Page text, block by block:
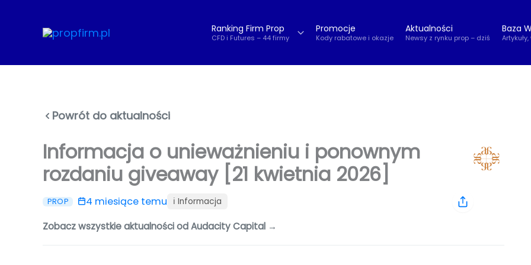
Ranking Firm Prop
CFD i Futures – 44 firmy
Promocje
Kody rabatowe i okazje
Aktualności
Newsy z rynku prop – dziś
Baza
Powrót do aktualności
Informacja o unieważnieniu i ponownym
rozdaniu giveaway [21 kwietnia 2026]
PROP 4 miesiące temu ℹ️ Informacja
Zobacz wszystkie aktualności od Audacity Capital →